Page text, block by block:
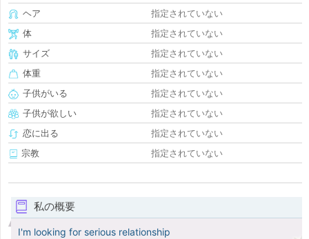
ヘア
指定されていない
体
指定されていない
サイズ
指定されていない
体重
指定されていない
子供がいる
指定されていない
子供が欲しい
指定されていない
恋に出る
指定されていない
宗教
指定されていない
私の概要
I'm looking for serious relationship